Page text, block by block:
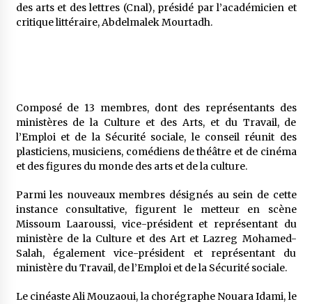
touareg)
5 ans ago
Tradition orale/ D’où viennent les contes et à
quoi servent-ils?
5 ans ago
des arts et des lettres (Cnal), présidé par l’académicien et
critique littéraire, Abdelmalek Mourtadh.
Composé de 13 membres, dont des représentants des
ministères de la Culture et des Arts, et du Travail, de
l’Emploi et de la Sécurité sociale, le conseil réunit des
plasticiens, musiciens, comédiens de théâtre et de cinéma
et des figures du monde des arts et de la culture.
Parmi les nouveaux membres désignés au sein de cette
instance consultative, figurent le metteur en scène
Missoum Laaroussi, vice-président et représentant du
ministère de la Culture et des Art et Lazreg Mohamed-
Salah, également vice-président et représentant du
ministère du Travail, de l’Emploi et de la Sécurité sociale.
Le cinéaste Ali Mouzaoui, la chorégraphe Nouara Idami, le